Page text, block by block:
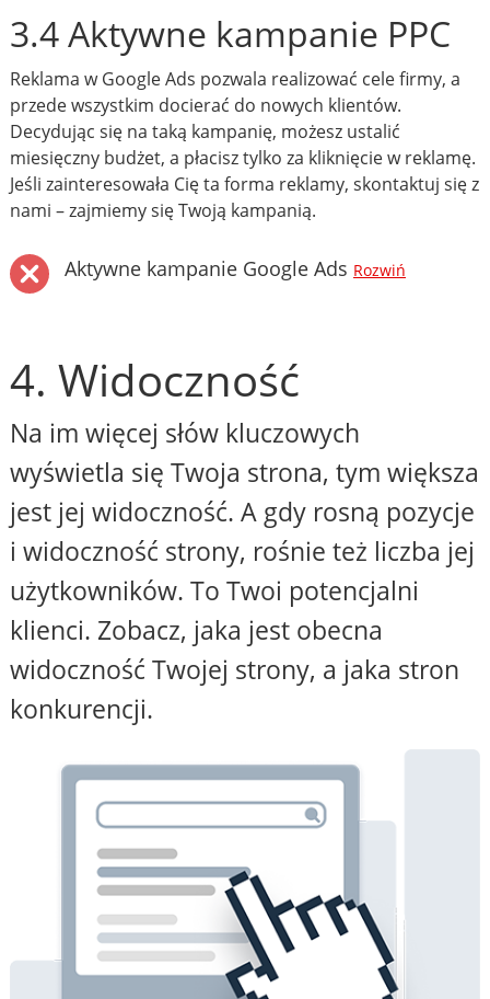
3.4 Aktywne kampanie PPC
Reklama w Google Ads pozwala realizować cele firmy, a
przede wszystkim docierać do nowych klientów.
Decydując się na taką kampanię, możesz ustalić
miesięczny budżet, a płacisz tylko za kliknięcie w reklamę.
Jeśli zainteresowała Cię ta forma reklamy, skontaktuj się z
nami – zajmiemy się Twoją kampanią.
Aktywne kampanie Google Ads Rozwiń
4. Widoczność
Na im więcej słów kluczowych
wyświetla się Twoja strona, tym większa
jest jej widoczność. A gdy rosną pozycje
i widoczność strony, rośnie też liczba jej
użytkowników. To Twoi potencjalni
klienci. Zobacz, jaka jest obecna
widoczność Twojej strony, a jaka stron
konkurencji.